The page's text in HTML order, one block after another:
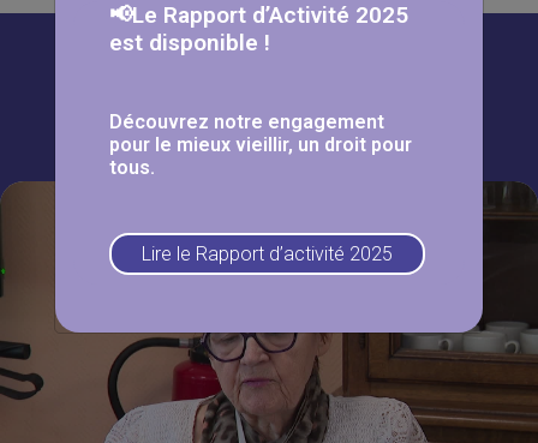
📢Le Rapport d’Activité 2025
est disponible !
Découvrez notre engagement
pour le mieux vieillir, un droit pour
tous.
Lire le Rapport d’activité 2025